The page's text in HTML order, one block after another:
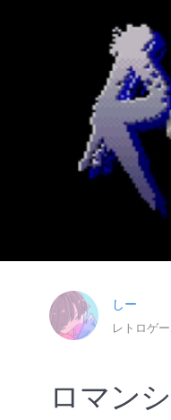
しー
レトロゲ
ロマン